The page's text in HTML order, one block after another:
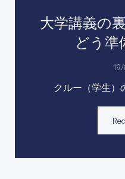
大学講義の
どう準
クルー（学生）